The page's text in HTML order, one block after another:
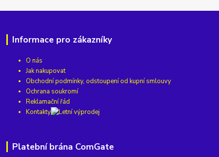
Informace pro zákazníky
O nás
Jak nakupovat
Obchodní podmínky, odstoupení od kupní smlouvy
Ochrana soukromí
Reklamační řád
Kontakty
Platební brána ComGate